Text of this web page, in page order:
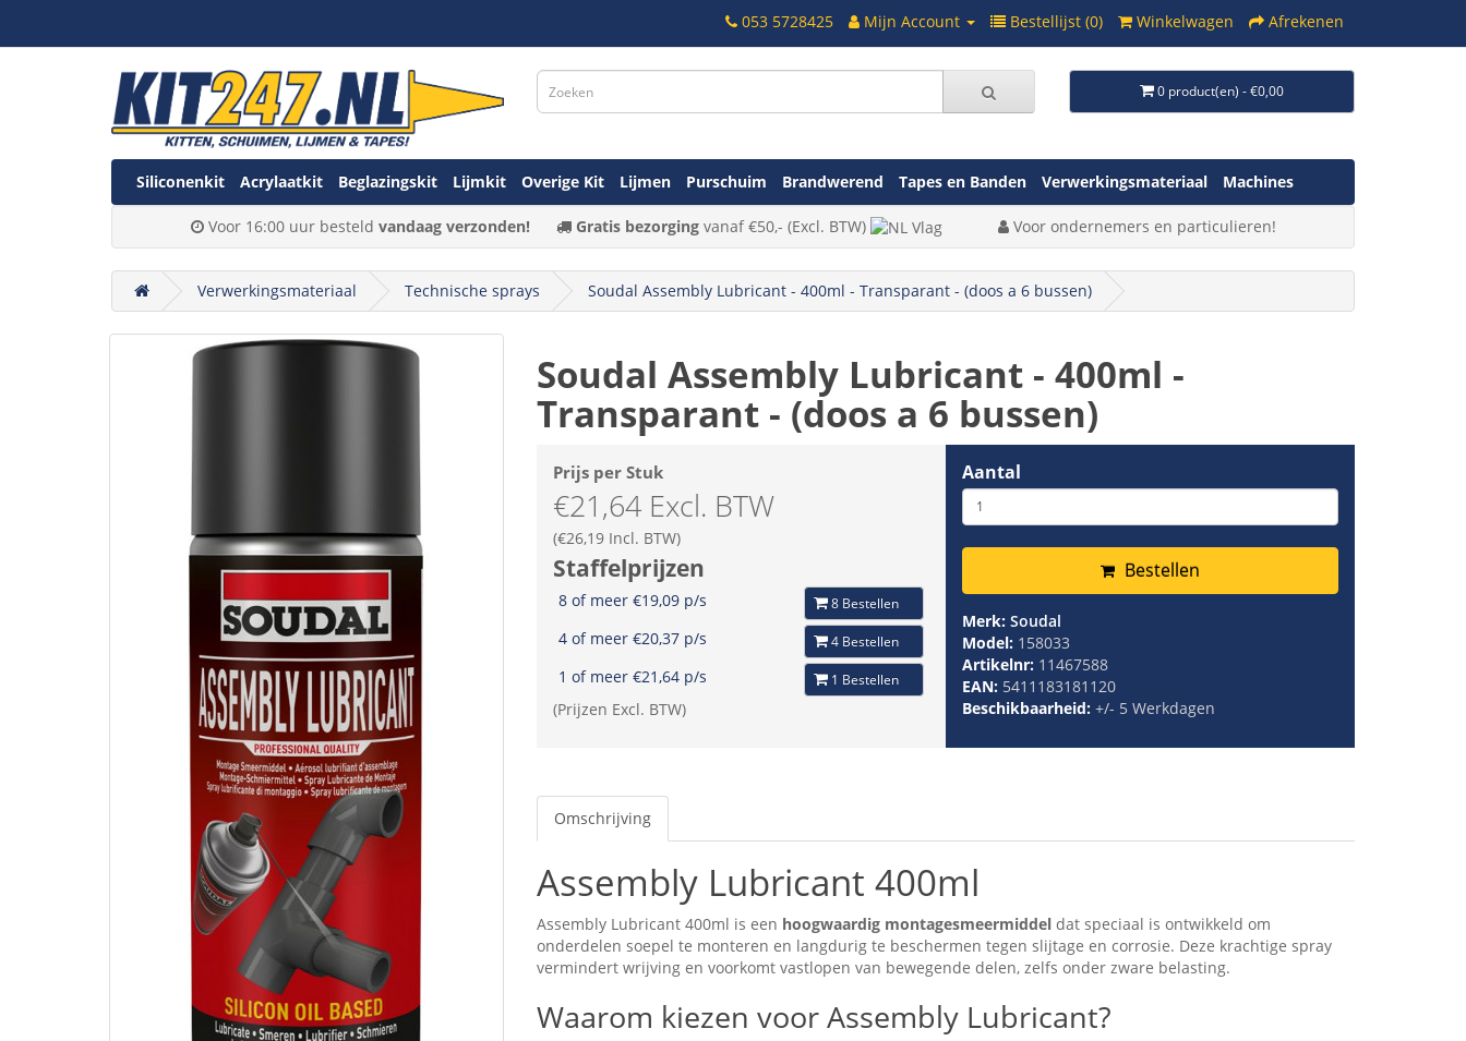
053 5728425 Mijn Account Bestellijst (0) Winkelwagen Afrekenen
0 product(en) - €0,00
Siliconenkit Acrylaatkit Beglazingskit Lijmkit Overige Kit Lijmen Purschuim Brandwerend Tapes en Banden Verwerkingsmateriaal Machines
Voor 16:00 uur besteld vandaag verzonden! Gratis bezorgingvanaf€50,- (Excl. BTW) Voor ondernemers en particulieren!
Verwerkingsmateriaal Technische sprays Soudal Assembly Lubricant - 400ml - Transparant - (doos a 6 bussen)
Soudal Assembly Lubricant - 400ml -
Transparant - (doos a 6 bussen)
Prijs per Stuk
€21,64 Excl. BTW
(€26,19 Incl. BTW)
Staffelprijzen
8 of meer €19,09 p/s 8 Bestellen
4 of meer €20,37 p/s 4 Bestellen
1 of meer €21,64 p/s 1 Bestellen
(Prijzen Excl. BTW)
Aantal
Bestellen
Merk: Soudal
Model: 158033
Artikelnr: 11467588
EAN: 5411183181120
Beschikbaarheid: +/- 5 Werkdagen
Omschrijving
Assembly Lubricant 400ml
Assembly Lubricant 400ml is een hoogwaardig montagesmeermiddel dat speciaal is ontwikkeld om
onderdelen soepel te monteren en langdurig te beschermen tegen slijtage en corrosie. Deze krachtige spray
vermindert wrijving en voorkomt vastlopen van bewegende delen, zelfs onder zware belasting.
Waarom kiezen voor Assembly Lubricant?